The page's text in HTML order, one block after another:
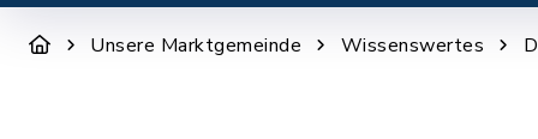
Unsere Marktgemeinde Wissenswertes